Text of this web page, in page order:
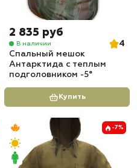
2 835 руб
В наличии
4
Спальный мешок
Антарктида с теплым
подголовником -5°
Купить
-7%